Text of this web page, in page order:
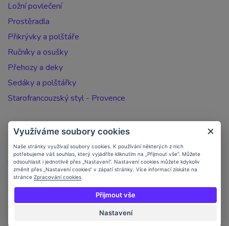
Ložní povlečení
Prostěradla
Přikrývky a polštáře
Ručníky a osušky
Přehozy a deky
Sedáky a polštářky
Starofrancouzský styl - Provence
Zakaznický účet
Registrace zákazníka
Jak nakupovat
Doprava a platba
Objednávka po telefonu
Obchodní podmínky
Využíváme soubory cookies
Naše stránky využívají soubory cookies. K používání některých z nich
potřebujeme váš souhlas, který vyjádříte kliknutím na „Přijmout vše“. Můžete
odsouhlasit i jednotlivě přes „Nastavení“. Nastavení cookies můžete kdykoliv
změnit přes „Nastavení cookies“ v zápatí stránky. Více informací získáte na
stránce Zpracování cookies
Přijmout vše
Nastavení